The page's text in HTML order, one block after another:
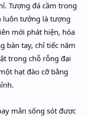
Tượng đá cầm trong
luôn tưởng là tượng
mới phát hiện, hóa
bàn tay, chỉ tiếc năm
trong chỗ rỗng đại
hạt đào cỡ bằng
mắn sống sót được